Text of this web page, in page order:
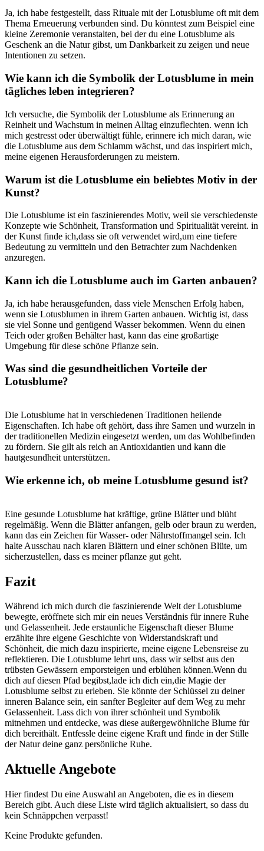
Ja, ich habe festgestellt, dass Rituale mit der Lotusblume oft mit dem‌
Thema Erneuerung verbunden ⁣sind. Du könntest zum ‍Beispiel eine
kleine Zeremonie⁤ veranstalten, bei ‌der du eine ‌Lotusblume​ als
Geschenk ​an ‍die Natur gibst, ‌um ​Dankbarkeit zu zeigen ​und neue
Intentionen ​zu ‍setzen.
Wie kann ich die ​Symbolik ‍der Lotusblume in‍ mein
tägliches leben‌ integrieren?
Ich versuche, die Symbolik ‌der Lotusblume ​als Erinnerung an
Reinheit⁤ und Wachstum in meinen​ Alltag einzuflechten. wenn⁢ ich
mich gestresst oder überwältigt fühle, erinnere⁤ ich mich daran, wie
die Lotusblume ‌aus⁤ dem Schlamm wächst, und das inspiriert ​mich,
meine eigenen Herausforderungen zu meistern.
Warum​ ist die Lotusblume ein ⁤beliebtes Motiv in der
Kunst?
Die ⁣Lotusblume‌ ist ein faszinierendes​ Motiv, weil sie verschiedenste
Konzepte wie Schönheit, Transformation‌ und Spiritualität vereint.‍ in
der Kunst finde⁣ ich,dass sie oft⁣ verwendet wird,um⁤ eine tiefere
Bedeutung ⁢zu vermitteln und⁣ den Betrachter zum Nachdenken
anzuregen.
Kann ich die⁣ Lotusblume auch ‌im Garten anbauen?
Ja,⁣ ich habe⁤ herausgefunden, dass viele⁣ Menschen Erfolg haben,
wenn sie ‌Lotusblumen ⁢in ihrem Garten anbauen. Wichtig ist, dass
sie viel Sonne ⁢und genügend​ Wasser bekommen. Wenn du einen
Teich oder großen ‍Behälter hast, kann das eine großartige
Umgebung für diese ⁤schöne⁣ Pflanze sein.
Was sind die gesundheitlichen Vorteile der
Lotusblume?
Die Lotusblume ⁢hat in verschiedenen ​Traditionen heilende
⁢Eigenschaften. Ich habe ‌oft gehört, ‌dass ⁣ihre Samen und wurzeln in
der traditionellen ​Medizin eingesetzt ​werden, um das ⁤Wohlbefinden
zu‍ fördern. ​Sie gilt als reich an⁢ Antioxidantien und kann die⁤
hautgesundheit unterstützen.
Wie⁣ erkenne ich, ob meine Lotusblume gesund ist?
Eine gesunde Lotusblume hat kräftige, grüne Blätter und blüht
regelmäßig. Wenn die Blätter anfangen, gelb oder braun⁢ zu werden,
kann das ein ‌Zeichen‍ für Wasser- oder‌ Nährstoffmangel ‌sein. Ich
halte Ausschau nach klaren Blättern und‍ einer schönen Blüte, um
sicherzustellen, dass​ es meiner pflanze gut geht.
Fazit
Während ich⁣ mich durch die⁤ faszinierende ‍Welt der Lotusblume
bewegte, eröffnete sich mir ein neues‌ Verständnis für innere Ruhe
und Gelassenheit. Jede ⁤erstaunliche Eigenschaft ‍dieser Blume
erzählte ihre eigene Geschichte von Widerstandskraft ​und⁤
Schönheit, ‍die ⁤mich dazu inspirierte, meine⁢ eigene ⁢Lebensreise zu
reflektieren. ⁢Die‍ Lotusblume lehrt uns,⁣ dass⁢ wir ‌selbst aus den
‍trübsten ‍Gewässern emporsteigen und erblühen können.Wenn du
dich⁤ auf ​diesen Pfad begibst,lade ich dich ein,die Magie der
Lotusblume selbst zu ⁢erleben. Sie könnte der Schlüssel zu deiner
inneren‌ Balance sein, ein sanfter Begleiter auf dem Weg zu mehr
Gelassenheit. Lass dich ⁢von⁣ ihrer schönheit‌ und Symbolik
⁤mitnehmen und ⁤entdecke, was diese⁢ außergewöhnliche Blume für
dich bereithält. Entfessle deine eigene Kraft und finde in der ​Stille ​
der ⁤Natur ⁤deine ‌ganz⁤ persönliche Ruhe.
Aktuelle Angebote
Hier findest Du eine Auswahl an Angeboten, die es in diesem
Bereich gibt. Auch diese Liste wird täglich aktualisiert, so dass du
kein Schnäppchen verpasst!
Keine Produkte gefunden.